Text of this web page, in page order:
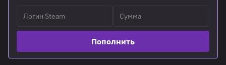
Пополнить